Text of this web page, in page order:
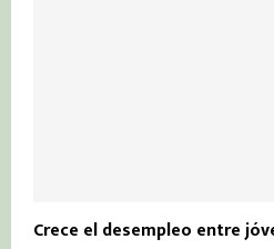
Crece el desempleo entre